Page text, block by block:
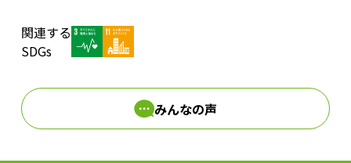
e
関連する
SDGs
みんなの声